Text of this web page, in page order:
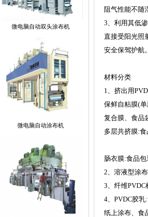
微电脑自动双头涂布机
微电脑自动涂布机
阻气性能不随
3、利用其低
直接受阳光照
安全保驾护航。
材料分类
1、挤出用
保鲜自粘膜(单
复合膜、食品
多层共挤膜:食
肠衣膜:食品包
2、溶液型涂
3、纤维PVDC
4、PVDC胶
纸上涂布、食